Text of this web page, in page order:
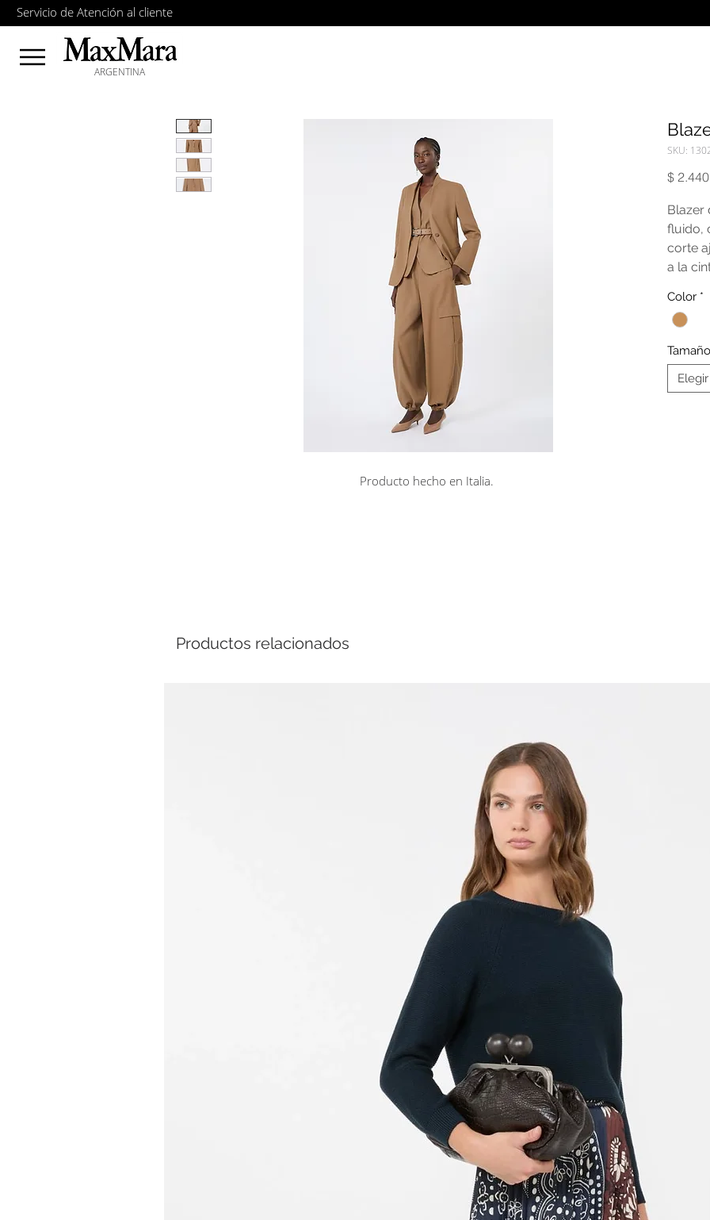
Servicio de Atención al cliente
ARGENTINA
SKU:
$
Blazer
fluido,
corte
a la
Color *
Tamaño
Elegir
Producto hecho en Italia.
Productos relacionados